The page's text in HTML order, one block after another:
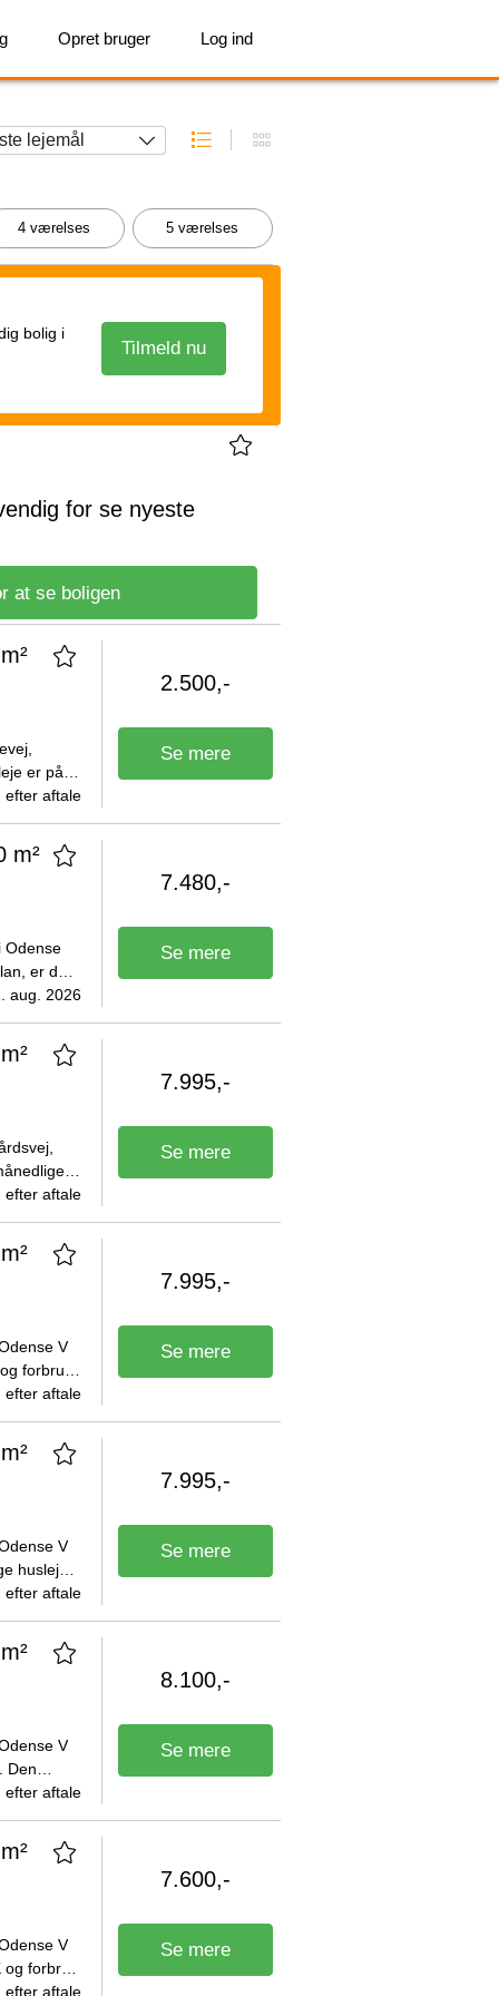
Opret bruger Log ind
4 værelses 5 værelses
bolig i
Tilmeld nu
for se nyeste
at se boligen
er på
tilladt.
efter aftale
2.500,-
Se mere
m²
Odense
er der
en
aug. 2026
7.480,-
Se mere
er på 300
efter aftale
7.995,-
Se mere
V
forbrug
efter aftale
7.995,-
Se mere
V
husleje
DKK.
efter aftale
7.995,-
Se mere
V
Den
forbrug
efter aftale
8.100,-
Se mere
V
forbrug
efter aftale
7.600,-
Se mere